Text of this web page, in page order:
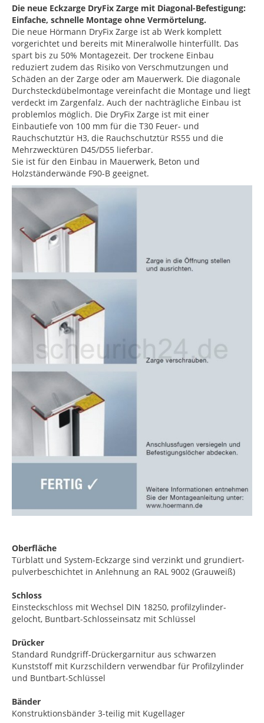
Die neue Eckzarge DryFix Zarge mit Diagonal-Befestigung:
Einfache, schnelle Montage ohne Vermörtelung.
Die neue Hörmann DryFix Zarge ist ab Werk komplett
vorgerichtet und bereits mit Mineralwolle hinterfüllt. Das
spart bis zu 50% Montagezeit. Der trockene Einbau
reduziert zudem das Risiko von Verschmutzungen und
Schäden an der Zarge oder am Mauerwerk. Die diagonale
Durchsteckdübelmontage vereinfacht die Montage und liegt
verdeckt im Zargenfalz. Auch der nachträgliche Einbau ist
problemlos möglich. Die DryFix Zarge ist mit einer
Einbautiefe von 100 mm für die T30 Feuer- und
Rauchschutztür H3, die Rauchschutztür RS55 und die
Mehrzwecktüren D45/D55 lieferbar.
Sie ist für den Einbau in Mauerwerk, Beton und
Holzständerwände F90-B geeignet.
Oberfläche
Türblatt und System-Eckzarge sind verzinkt und grundiert-
pulverbeschichtet in Anlehnung an RAL 9002 (Grauweiß)
Schloss
Einsteckschloss mit Wechsel DIN 18250, profilzylinder-
gelocht, Buntbart-Schlosseinsatz mit Schlüssel
Drücker
Standard Rundgriff-Drückergarnitur aus schwarzen
Kunststoff mit Kurzschildern verwendbar für Profilzylinder
und Buntbart-Schlüssel
Bänder
Konstruktionsbänder 3-teilig mit Kugellager